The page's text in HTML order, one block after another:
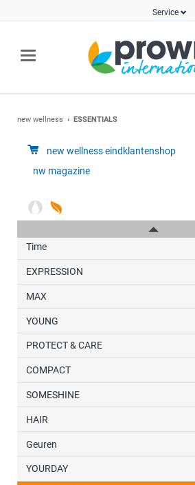
Service
new wellness ESSENTIALS
new wellness eindklantenshop
nw magazine
Nieuwe producten
GWNC
Time
EXPRESSION
MAX
YOUNG
PROTECT & CARE
COMPACT
SOMESHINE
HAIR
Geuren
YOURDAY